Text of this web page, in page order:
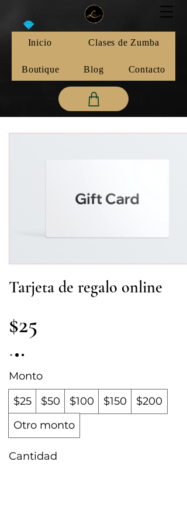
Inicio Clases de Zumba
Boutique Blog Contacto
Tarjeta de regalo online
$25
Monto
$25
$50 $100 $150
$200
Otro monto
Cantidad